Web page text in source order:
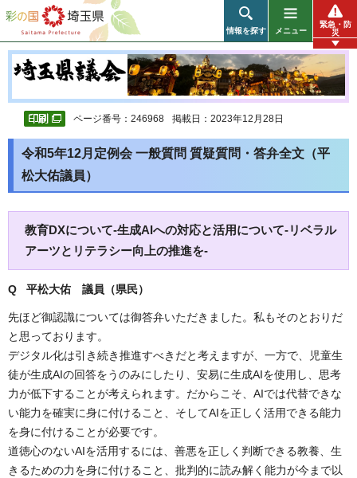
彩の国 埼玉県
情報を探す メニュー
緊急・防
災
ページ番号：246968 掲載日：2023年12月28日
令和5年12月定例会 一般質問 質疑質問・答弁全文（平
松大佑議員）
教育DXについて-生成AIへの対応と活用について-リベラル
アーツとリテラシー向上の推進を-
Q 平松大佑 議員（県民）
先ほど御認識については御答弁いただきました。私もそのとおりだ
と思っております。
デジタル化は引き続き推進すべきだと考えますが、一方で、児童生
徒が生成AIの回答をうのみにしたり、安易に生成AIを使用し、思考
力が低下することが考えられます。だからこそ、AIでは代替できな
い能力を確実に身に付けること、そしてAIを正しく活用できる能力
を身に付けることが必要です。
道徳心のないAIを活用するには、善悪を正しく判断できる教養、生
きるための力を身に付けること、批判的に読み解く能力が今まで以